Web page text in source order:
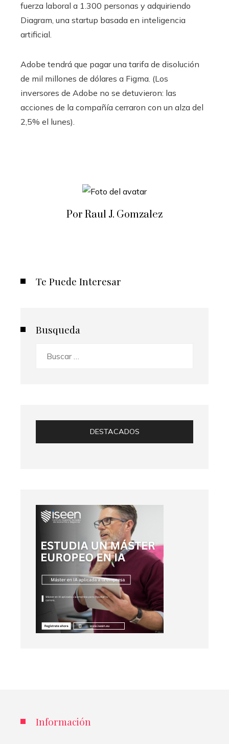
fuerza laboral a 1.300 personas y adquiriendo
Diagram, una startup basada en inteligencia
artificial.
Adobe tendrá que pagar una tarifa de disolución
de mil millones de dólares a Figma. (Los
inversores de Adobe no se detuvieron: las
acciones de la compañía cerraron con un alza del
2,5% el lunes).
Por Raul J. Gomzalez
Te Puede Interesar
Busqueda
DESTACADOS
Información